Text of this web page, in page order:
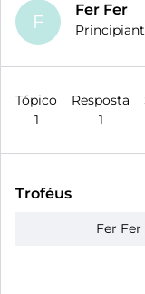
F
Fer Fer
Tópico
1
Resposta
1
Troféus
Fer